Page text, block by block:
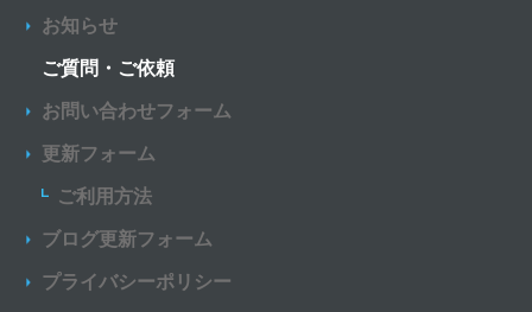
お知らせ
ご質問・ご依頼
お問い合わせフォーム
更新フォーム
ご利用方法
ブログ更新フォーム
プライバシーポリシー